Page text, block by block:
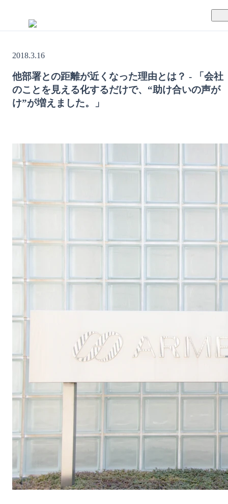
TUNAGの特徴
サポート体制
料金案内
導入事例
運営会社
2018.3.16
他部署との距離が近くなった理由とは？ - 「会社
のことを見える化するだけで、“助け合いの声が
け”が増えました。」